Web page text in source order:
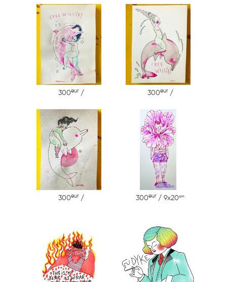
300eur / 300eur /
300eur / 300eur / 9x20cm